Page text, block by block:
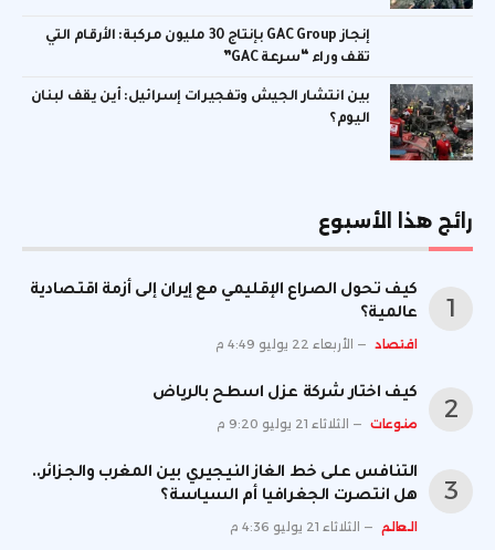
إنجاز GAC Group بإنتاج 30 مليون مركبة: الأرقام التي
تقف وراء “سرعة GAC”
بين انتشار الجيش وتفجيرات إسرائيل: أين يقف لبنان
اليوم؟
رائج هذا الأسبوع
كيف تحول الصراع الإقليمي مع إيران إلى أزمة اقتصادية
عالمية؟
اقتصاد الأربعاء 22 يوليو 4:49 م
كيف اختار شركة عزل اسطح بالرياض
منوعات الثلاثاء 21 يوليو 9:20 م
التنافس على خط الغاز النيجيري بين المغرب والجزائر..
هل انتصرت الجغرافيا أم السياسة؟
العالم الثلاثاء 21 يوليو 4:36 م